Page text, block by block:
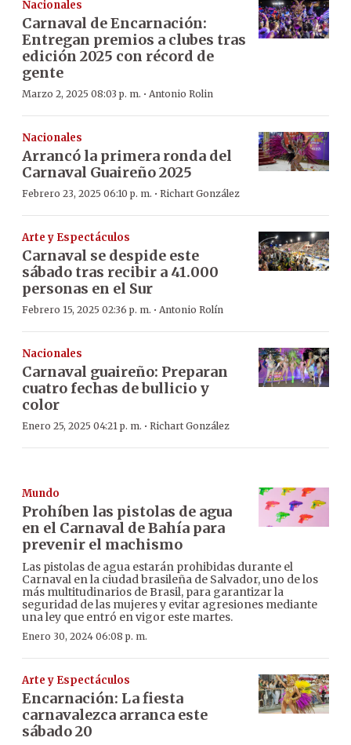
Nacionales
Carnaval de Encarnación:
Entregan premios a clubes tras
edición 2025 con récord de
gente
Marzo 2, 2025 08:03 p. m. · Antonio Rolin
Nacionales
Arrancó la primera ronda del
Carnaval Guaireño 2025
Febrero 23, 2025 06:10 p. m. · Richart González
Arte y Espectáculos
Carnaval se despide este
sábado tras recibir a 41.000
personas en el Sur
Febrero 15, 2025 02:36 p. m. · Antonio Rolín
Nacionales
Carnaval guaireño: Preparan
cuatro fechas de bullicio y
color
Enero 25, 2025 04:21 p. m. · Richart González
Mundo
Prohíben las pistolas de agua
en el Carnaval de Bahía para
prevenir el machismo
Las pistolas de agua estarán prohibidas durante el
Carnaval en la ciudad brasileña de Salvador, uno de los
más multitudinarios de Brasil, para garantizar la
seguridad de las mujeres y evitar agresiones mediante
una ley que entró en vigor este martes.
Enero 30, 2024 06:08 p. m.
Arte y Espectáculos
Encarnación: La fiesta
carnavalezca arranca este
sábado 20